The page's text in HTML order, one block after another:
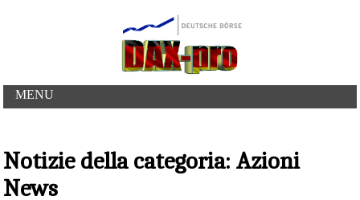
MENU
Notizie della categoria: Azioni
News